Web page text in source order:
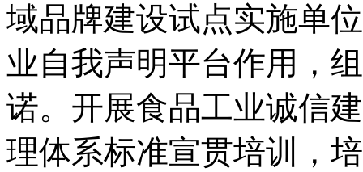
域品牌建设试点实施单
业自我声明平台作用，
诺。开展食品工业诚信
理体系标准宣贯培训，